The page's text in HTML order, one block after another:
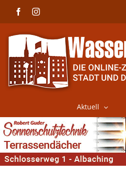
FacebookInstagram
Aktuell